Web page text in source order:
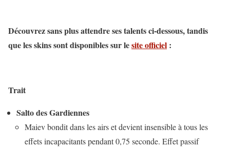
Découvrez sans plus attendre ses talents ci-dessous, tandis
que les skins sont disponibles sur lesite officiel :
Trait
Salto des Gardiennes
Maiev bondit dans les airs et devient insensible à tous les
effets incapacitants pendant 0,75 seconde. Effet passif